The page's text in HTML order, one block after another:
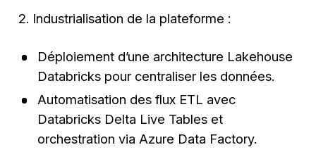
2. Industrialisation de la plateforme :
Déploiement d’une architecture Lakehouse
Databricks pour centraliser les données.
Automatisation des flux ETL avec
Databricks Delta Live Tables et
orchestration via Azure Data Factory.